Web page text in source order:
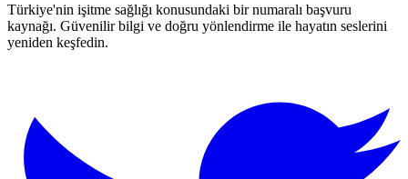
Türkiye'nin işitme sağlığı konusundaki bir numaralı başvuru
kaynağı. Güvenilir bilgi ve doğru yönlendirme ile hayatın seslerini
yeniden keşfedin.